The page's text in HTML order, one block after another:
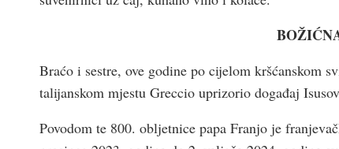
Braćo i sestre, ove godine po cijelom kršćanskom
talijanskom mjestu Greccio uprizorio događaj
Povodom te 800. obljetnice papa Franjo je